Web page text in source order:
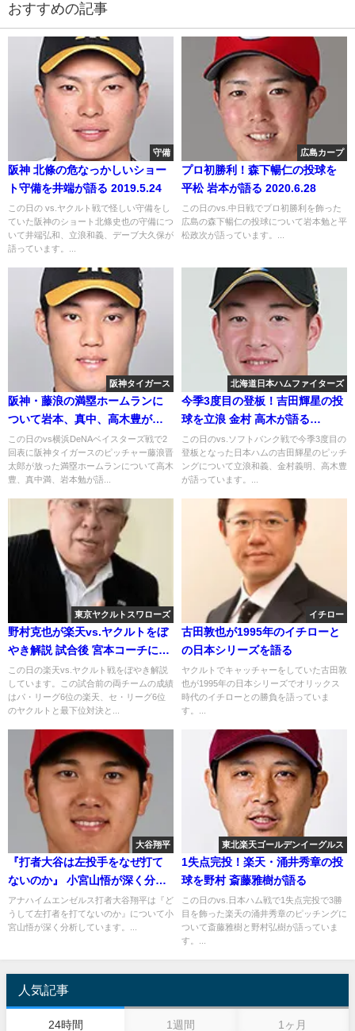
おすすめの記事
守備
阪神 北條の危なっかしいショー
ト守備を井端が語る 2019.5.24
この日の vs.ヤクルト戦で怪しい守備をし
ていた阪神のショート北條史也の守備につ
いて井端弘和、立浪和義、デーブ大久保が
語っています。...
広島カープ
プロ初勝利！森下暢仁の投球を
平松 岩本が語る 2020.6.28
この日のvs.中日戦でプロ初勝利を飾った
広島の森下暢仁の投球について岩本勉と平
松政次が語っています。...
阪神タイガース
阪神・藤浪の満塁ホームランに
ついて岩本、真中、高木豊が語
る 2018年9月16日
この日のvs横浜DeNAベイスターズ戦で2
回表に阪神タイガースのピッチャー藤浪晋
太郎が放った満塁ホームランについて高木
豊、真中満、岩本勉が語...
北海道日本ハムファイターズ
今季3度目の登板！吉田輝星の投
球を立浪 金村 高木が語る
2020.10.22
この日のvs.ソフトバンク戦で今季3度目の
登板となった日本ハムの吉田輝星のピッチ
ングについて立浪和義、金村義明、高木豊
が語っています。...
東京ヤクルトスワローズ
野村克也が楽天vs.ヤクルトをぼ
やき解説 試合後 宮本コーチに電
話 2018年6月3日
この日の楽天vs.ヤクルト戦をぼやき解説
しています。この試合前の両チームの成績
はパ・リーグ6位の楽天、セ・リーグ6位
のヤクルトと最下位対決と...
イチロー
古田敦也が1995年のイチローと
の日本シリーズを語る
ヤクルトでキャッチャーをしていた古田敦
也が1995年の日本シリーズでオリックス
時代のイチローとの勝負を語っていま
す。...
大谷翔平
『打者大谷は左投手をなぜ打て
ないのか』 小宮山悟が深く分析
2018年6月
アナハイムエンゼルス打者大谷翔平は『ど
うして左打者を打てないのか』について小
宮山悟が深く分析しています。...
東北楽天ゴールデンイーグルス
1失点完投！楽天・涌井秀章の投
球を野村 斎藤雅樹が語る
この日のvs.日本ハム戦で1失点完投で3勝
目を飾った楽天の涌井秀章のピッチングに
ついて斎藤雅樹と野村弘樹が語っていま
す。...
人気記事
24時間 1週間 1ヶ月